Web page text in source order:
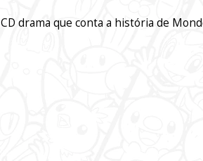
CD drama que conta a história de